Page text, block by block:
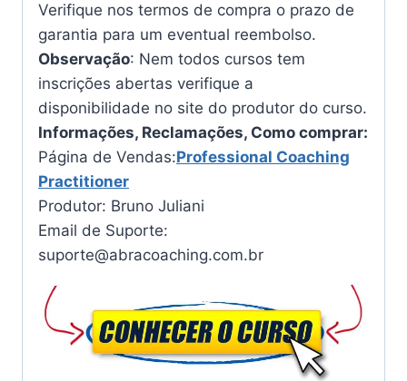
Verifique nos termos de compra o prazo de
garantia para um eventual reembolso.
Observação: Nem todos cursos tem
inscrições abertas verifique a
disponibilidade no site do produtor do curso.
Informações, Reclamações, Como comprar:
Página de Vendas:Professional Coaching
Practitioner
Produtor: Bruno Juliani
Email de Suporte:
suporte@abracoaching.com.br